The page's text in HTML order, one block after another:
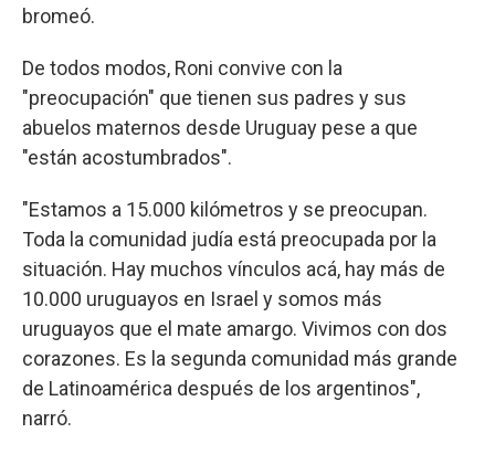
bromeó.
De todos modos, Roni convive con la
"preocupación" que tienen sus padres y sus
abuelos maternos desde Uruguay pese a que
"están acostumbrados".
"Estamos a 15.000 kilómetros y se preocupan.
Toda la comunidad judía está preocupada por la
situación. Hay muchos vínculos acá, hay más de
10.000 uruguayos en Israel y somos más
uruguayos que el mate amargo. Vivimos con dos
corazones. Es la segunda comunidad más grande
de Latinoamérica después de los argentinos",
narró.